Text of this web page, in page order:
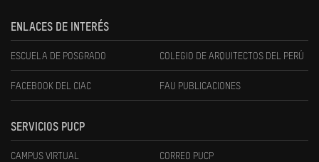
ENLACES DE INTERÉS
ESCUELA DE POSGRADO COLEGIO DE ARQUITECTOS DEL PERÚ
FACEBOOK DEL CIAC FAU PUBLICACIONES
SERVICIOS PUCP
CAMPUS VIRTUAL CORREO PUCP